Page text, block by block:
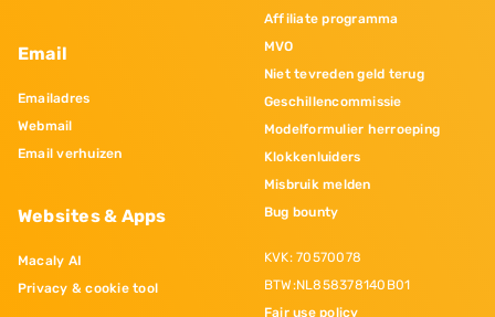
Email
Emailadres
Webmail
Email verhuizen
Websites & Apps
Macaly AI
Privacy & cookie tool
Affiliate programma
MVO
Niet tevreden geld terug
Geschillencommissie
Modelformulier herroeping
Klokkenluiders
Misbruik melden
Bug bounty
KVK: 70570078
BTW:NL858378140B01
Fair use policy